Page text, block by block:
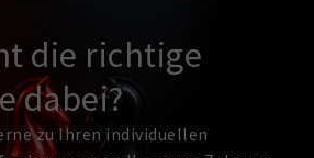
die richtige
dabei?
zu Ihren individuellen